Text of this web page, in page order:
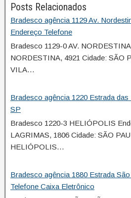
Posts Relacionados
Bradesco agência 1129 Av.
Endereço Telefone
Bradesco 1129-0 AV.
NORDESTINA, 4921 Cidade: SÃO
VILA…
Bradesco agência 1220 Estrada
SP
Bradesco 1220-3 HELIÓPOLIS
LAGRIMAS, 1806 Cidade: SÃO
HELIÓPOLIS…
Bradesco agência 1880 Estrada
Telefone Caixa Eletrônico